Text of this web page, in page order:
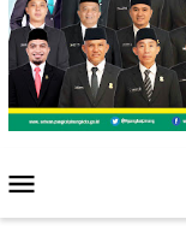
Mobile